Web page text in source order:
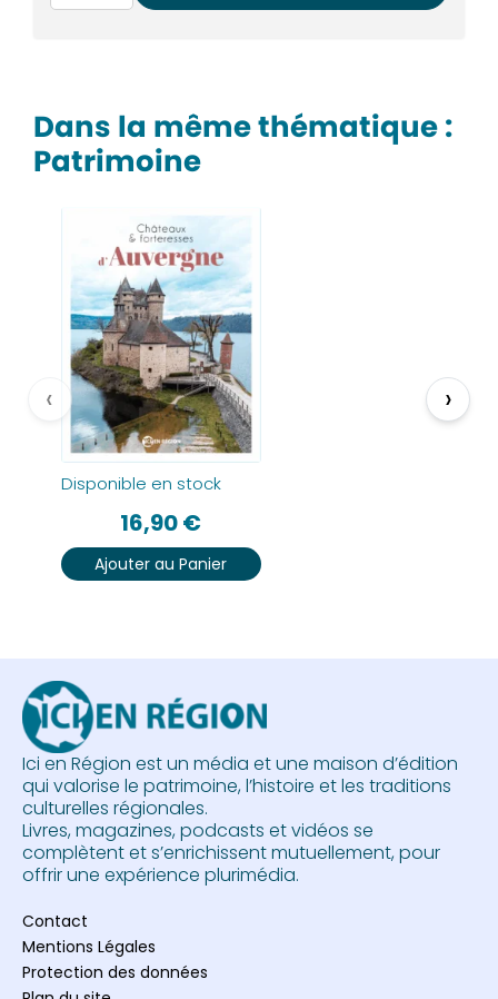
Dans la même thématique :
Patrimoine
Disponible en stock
16,90€
Ajouter au Panier
‹ ›
Ici en Région est un média et une maison d’édition
qui valorise le patrimoine, l’histoire et les traditions
culturelles régionales.
Livres, magazines, podcasts et vidéos se
complètent et s’enrichissent mutuellement, pour
offrir une expérience plurimédia.
Contact
Mentions Légales
Protection des données